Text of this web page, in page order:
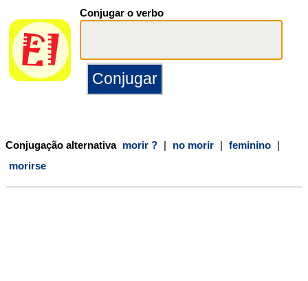
Conjugar o verbo
Conjugação alternativa morir ? | no morir | feminino |
morirse